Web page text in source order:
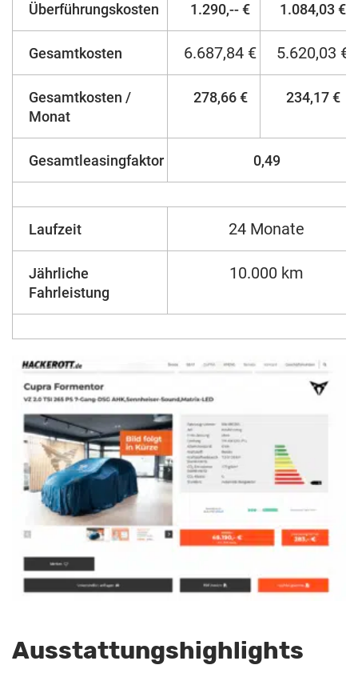
Überführungskosten 1.290,-- € 1.084,03 €
Gesamtkosten 6.687,84 € 5.620,03 €
Gesamtkosten /
Monat
278,66 € 234,17 €
Gesamtleasingfaktor 0,49
Laufzeit 24 Monate
Jährliche
Fahrleistung
10.000 km
Ausstattungshighlights